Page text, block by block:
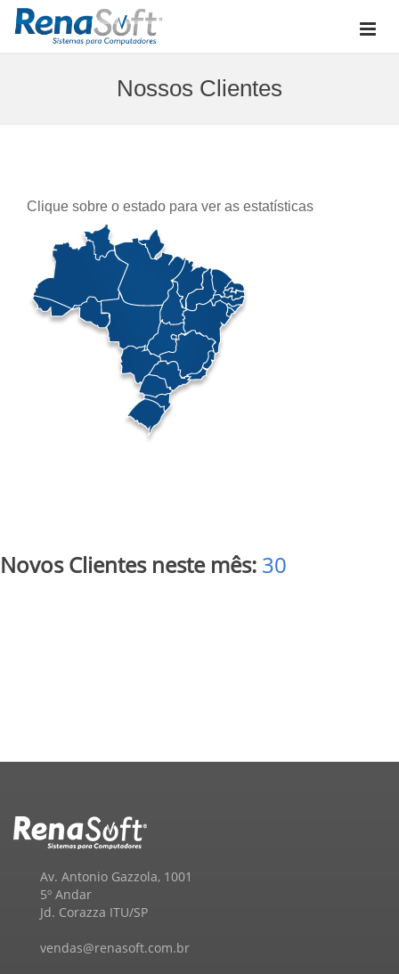
Nossos Clientes
Clique sobre o estado para ver as estatísticas
Novos Clientes neste mês: 30
Av. Antonio Gazzola, 1001
5º Andar
Jd. Corazza ITU/SP
vendas@renasoft.com.br